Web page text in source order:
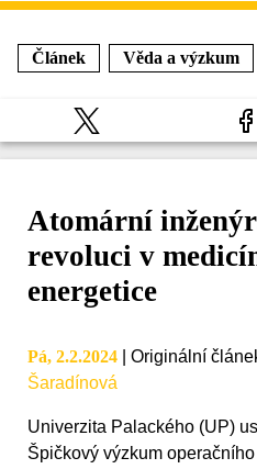
Článek Věda a výzkum
Atomární
revoluci v
energetice
Pá, 2.2.2024 Originální
Šaradínová
Univerzita Palackého (UP)
Špičkový výzkum